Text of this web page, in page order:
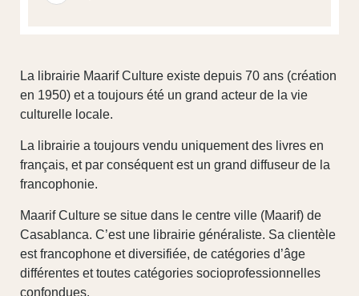
La librairie Maarif Culture existe depuis 70 ans (création
en 1950) et a toujours été un grand acteur de la vie
culturelle locale.
La librairie a toujours vendu uniquement des livres en
français, et par conséquent est un grand diffuseur de la
francophonie.
Maarif Culture se situe dans le centre ville (Maarif) de
Casablanca. C’est une librairie généraliste. Sa clientèle
est francophone et diversifiée, de catégories d’âge
différentes et toutes catégories socioprofessionnelles
confondues.